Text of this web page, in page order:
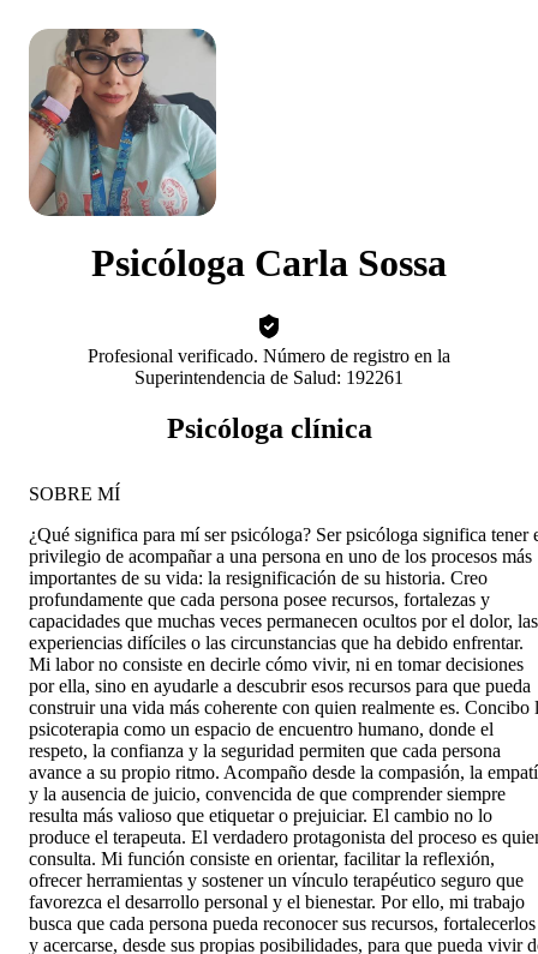
Psicóloga Carla Sossa
Profesional verificado. Número de registro en la
Superintendencia de Salud: 192261
Psicóloga clínica
SOBRE MÍ
¿Qué significa para mí ser psicóloga? Ser psicóloga significa tener
privilegio de acompañar a una persona en uno de los procesos más
importantes de su vida: la resignificación de su historia. Creo
profundamente que cada persona posee recursos, fortalezas y
capacidades que muchas veces permanecen ocultos por el dolor, las
experiencias difíciles o las circunstancias que ha debido enfrentar.
Mi labor no consiste en decirle cómo vivir, ni en tomar decisiones
por ella, sino en ayudarle a descubrir esos recursos para que pueda
construir una vida más coherente con quien realmente es. Concibo
psicoterapia como un espacio de encuentro humano, donde el
respeto, la confianza y la seguridad permiten que cada persona
avance a su propio ritmo. Acompaño desde la compasión, la
y la ausencia de juicio, convencida de que comprender siempre
resulta más valioso que etiquetar o prejuiciar. El cambio no lo
produce el terapeuta. El verdadero protagonista del proceso es
consulta. Mi función consiste en orientar, facilitar la reflexión,
ofrecer herramientas y sostener un vínculo terapéutico seguro que
favorezca el desarrollo personal y el bienestar. Por ello, mi trabajo
busca que cada persona pueda reconocer sus recursos, fortalecerlos
y acercarse, desde sus propias posibilidades, para que pueda vivir